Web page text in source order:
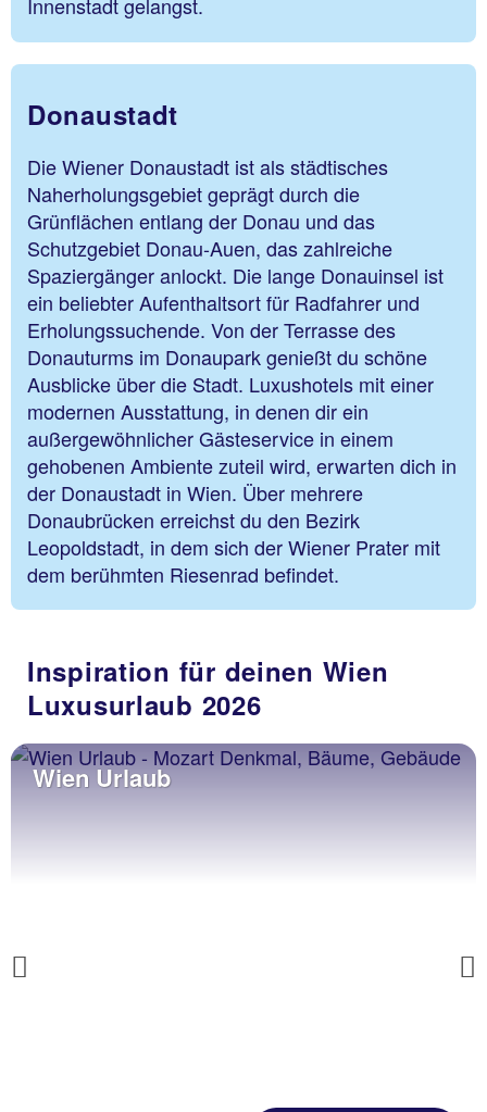
Donaustadt
Die Wiener Donaustadt ist als städtisches
Naherholungsgebiet geprägt durch die
Grünflächen entlang der Donau und das
Schutzgebiet Donau-Auen, das zahlreiche
Spaziergänger anlockt. Die lange Donauinsel ist
ein beliebter Aufenthaltsort für Radfahrer und
Erholungssuchende. Von der Terrasse des
Donauturms im Donaupark genießt du schöne
Ausblicke über die Stadt. Luxushotels mit einer
modernen Ausstattung, in denen dir ein
außergewöhnlicher Gästeservice in einem
gehobenen Ambiente zuteil wird, erwarten dich in
der Donaustadt in Wien. Über mehrere
Donaubrücken erreichst du den Bezirk
Leopoldstadt, in dem sich der Wiener Prater mit
dem berühmten Riesenrad befindet.
Inspiration für deinen Wien
Luxusurlaub 2026
Previous
Wien Urlaub